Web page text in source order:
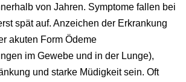
von Jahren. Symptome fallen bei
spät auf. Anzeichen der Erkrankung
akuten Form Ödeme
im Gewebe und in der Lunge),
und starke Müdigkeit sein. Oft